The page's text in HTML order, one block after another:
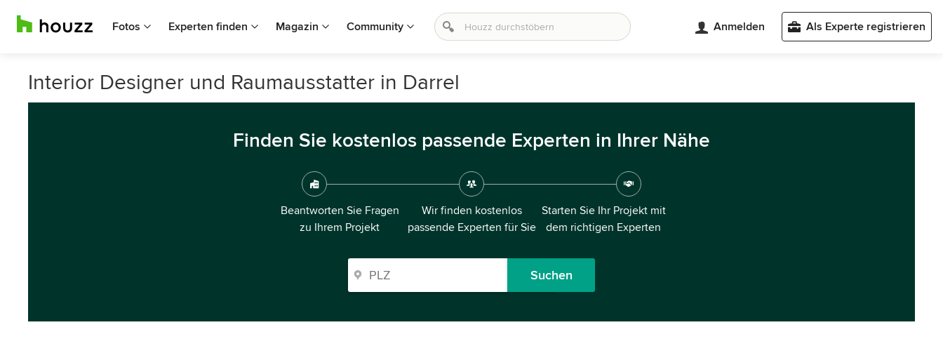
Fotos Experten finden Magazin Community Anmelden Als Experte registrieren
Interior Designer und Raumausstatter in Darrel
Finden Sie kostenlos passende Experten in Ihrer Nähe
Beantworten Sie Fragen
zu Ihrem Projekt
Wir finden kostenlos
passende Experten für Sie
Starten Sie Ihr Projekt mit
dem richtigen Experten
Suchen